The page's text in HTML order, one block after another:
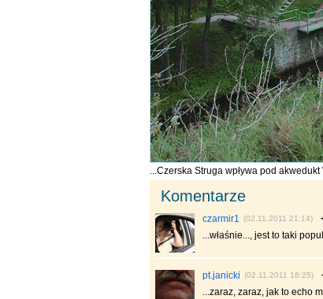
...Czerska Struga wpływa pod akwedukt
Komentarze
czarmir1 (02.11.2011 21:14)
...właśnie..., jest to taki
pt.janicki (02.11.2011 18:25)
...zaraz, zaraz, jak to echo